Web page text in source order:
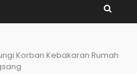
Korban Kebakaran Rumah